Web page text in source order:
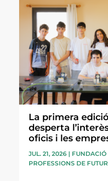
La primera
desperta
oficis i les
JUL. 21, 2026| FUNDACIÓ
PROFESSIONS DE FUTUR